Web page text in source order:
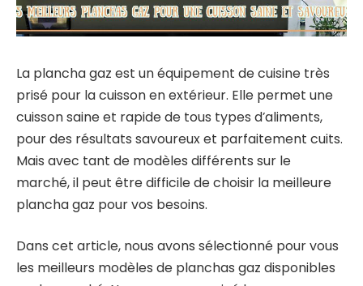
La plancha gaz est un équipement de cuisine très
prisé pour la cuisson en extérieur. Elle permet une
cuisson saine et rapide de tous types d’aliments,
pour des résultats savoureux et parfaitement cuits.
Mais avec tant de modèles différents sur le
marché, il peut être difficile de choisir la meilleure
plancha gaz pour vos besoins.
Dans cet article, nous avons sélectionné pour vous
les meilleurs modèles de planchas gaz disponibles